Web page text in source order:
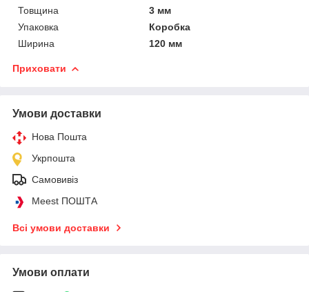
Товщина
3 мм
Упаковка
Коробка
Ширина
120 мм
Приховати
Умови доставки
Нова Пошта
Укрпошта
Самовивіз
Meest ПОШТА
Всі умови доставки
Умови оплати